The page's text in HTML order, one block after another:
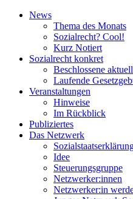
News
Thema des Monats
Sozialrecht? Cool!
Kurz Notiert
Sozialrecht konkret
Beschlossene
Laufende
Veranstaltungen
Hinweise
Im Rückblick
Publiziertes
Das Netzwerk
Idee
Steuerungsgruppe
Netzwerker:innen
Netzwerker:in